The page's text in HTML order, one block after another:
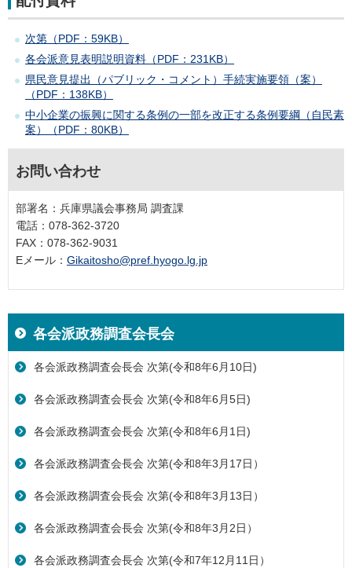
次第（PDF：59KB）
各会派意見表明説明資料（PDF：231KB）
県民意見提出（パブリック・コメント）手続実施要領（案）
（PDF：138KB）
中小企業の振興に関する条例の一部を改正する条例要綱（自民素
案）（PDF：80KB）
お問い合わせ
部署名：兵庫県議会事務局 調査課
電話：078-362-3720
FAX：078-362-9031
Eメール： Gikaitosho@pref.hyogo.lg.jp
各会派政務調査会長会
各会派政務調査会長会 次第(令和8年6月10日)
各会派政務調査会長会 次第(令和8年6月5日)
各会派政務調査会長会 次第(令和8年6月1日)
各会派政務調査会長会 次第(令和8年3月17日）
各会派政務調査会長会 次第(令和8年3月13日）
各会派政務調査会長会 次第(令和8年3月2日）
各会派政務調査会長会 次第(令和7年12月11日）